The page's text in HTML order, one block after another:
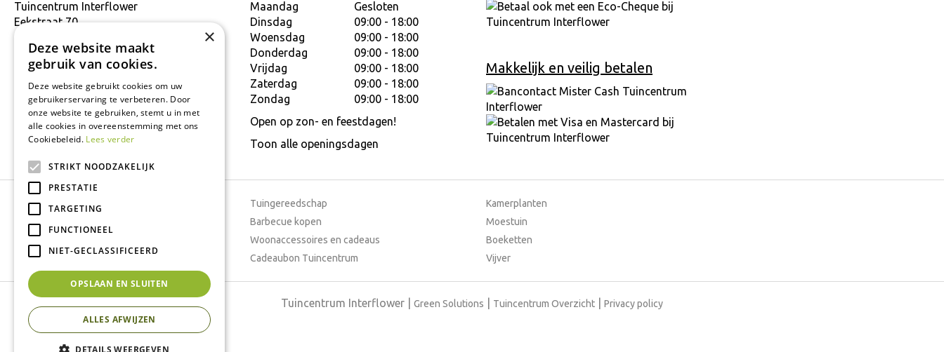
Tuincentrum Interflower
Eekstraat 70
+32 934 806 03
info@interflower.be
Maandag
Gesloten
Dinsdag
09:00 - 18:00
Woensdag
09:00 - 18:00
Donderdag
09:00 - 18:00
Vrijdag
09:00 - 18:00
Zaterdag
09:00 - 18:00
Zondag
09:00 - 18:00
Open op zon- en feestdagen!
Toon alle openingsdagen
Makkelijk en veilig betalen
Tuincentrum
Dierenwinkel
Tuinplanten
Cafetaria
Tuingereedschap
Barbecue kopen
Woonaccessoires en cadeaus
Cadeaubon Tuincentrum
Kamerplanten
Moestuin
Boeketten
Vijver
Tuincentrum Interflower Green Solutions Tuincentrum Overzicht Privacy policy
×
Deze website maakt
gebruik van cookies.
Deze website gebruikt cookies om uw
gebruikerservaring te verbeteren. Door
onze website te gebruiken, stemt u in met
alle cookies in overeenstemming met ons
Cookiebeleid. Lees verder
STRIKT NOODZAKELIJK
PRESTATIE
TARGETING
FUNCTIONEEL
NIET-GECLASSIFICEERD
OPSLAAN EN SLUITEN
ALLES AFWIJZEN
DETAILS WEERGEVEN